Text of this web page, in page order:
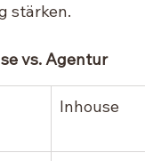
stärken.
vs. Agentur
Inhouse